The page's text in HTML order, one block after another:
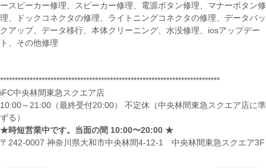
ースピーカー修理、スピーカー修理、電源ボタン修理、マナーボタン修
理、ドックコネクタの修理、ライトニングコネクタの修理、データバッ
クアップ、データ移行、本体クリーニング、水没修理、iosアップデー
ト、その他修理
**************************************************************************
iFC中央林間東急スクエア店
10:00～21:00（最終受付20:00） 不定休（中央林間東急スクエア店に準
ずる）
★時短営業中です。当面の間 10:00〜20:00 ★
〒242-0007 神奈川県大和市中央林間4-12-1 中央林間東急スクエア3F